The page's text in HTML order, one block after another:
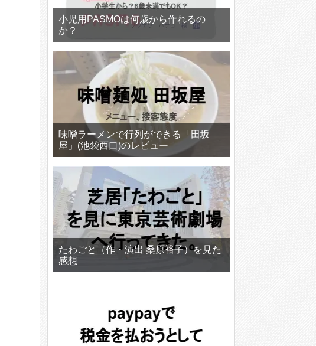
小児用PASMOは何歳から作れるの
か？
味噌ラーメンで行列ができる「田坂
屋」(池袋西口)のレビュー
たわごと（作・演出 桑原裕子）を見た
感想